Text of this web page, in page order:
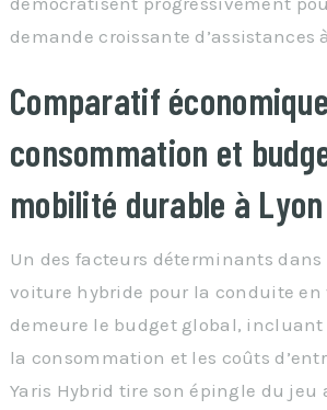
demande croissante d’assistances
Comparatif
consommation et
mobilité durable à Lyon
Un des facteurs déterminants dans
voiture hybride pour la conduite en
demeure le budget global, incluant
la consommation et les coûts
Yaris Hybrid tire son épingle du jeu